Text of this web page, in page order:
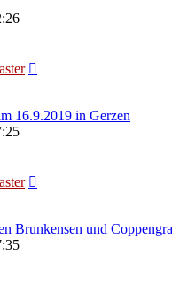
16.9.2019 in Gerzen
Brunkensen und